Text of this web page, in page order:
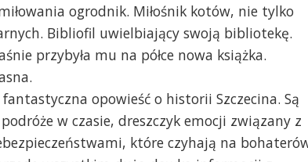
ogrodnik. Miłośnik kotów, nie tylko
Bibliofil uwielbiający swoją bibliotekę.
przybyła mu na półce nowa książka.
fantastyczna opowieść o historii Szczecina. Są
w czasie, dreszczyk emocji związany z
które czyhają na